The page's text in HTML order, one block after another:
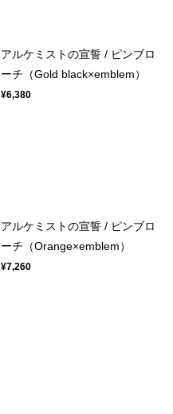
アルケミストの宣誓 / ピンブロ
ーチ（Gold black×emblem）
¥6,380
アルケミストの宣誓 / ピンブロ
ーチ（Orange×emblem）
¥7,260